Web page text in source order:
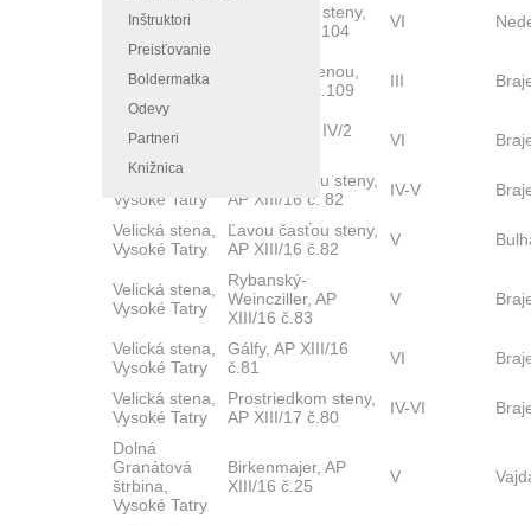
Inštruktori
Preisťovanie
Boldermatka
Odevy
Partneri
Knižnica
Ušatá veža,
Vysoké Tatry
Diretisima S steny,
VTV VI/21 č.104
VI
štít,
Vysoké Tatry
Naprieč J stenou,
VTV VII/22 č.109
III
Lomnický štít,
Vysoké Tatry
Hokejka, AP IV/2
VI
Vysoké Tatry
Ľavou časťou steny,
AP XIII/16 č. 82
IV-V
Velická stena,
Vysoké Tatry
Ľavou časťou steny,
AP XIII/16 č.82
V
Velická stena,
Vysoké Tatry
Rybanský-
Weincziller, AP
XIII/16 č.83
V
Velická stena,
Vysoké Tatry
Gálfy, AP XIII/16
č.81
VI
Velická stena,
Vysoké Tatry
Prostriedkom steny,
AP XIII/17 č.80
IV-VI
Dolná
Granátová
štrbina,
Vysoké Tatry
Birkenmajer, AP
XIII/16 č.25
V